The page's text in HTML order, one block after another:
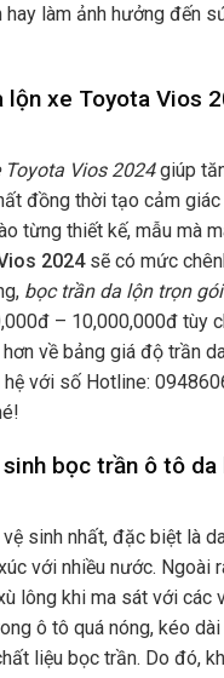
hay làm ảnh hưởng đến
lộn xe Toyota Vios
Toyota Vios 2024giúp
đồng thời tạo cảm
từng thiết kế, mẫu mà
2024 sẽ có mức
bọc trần da lộn trọn gói
– 10,000,000đ tùy
về bảng giá độ trần
hệ với số Hotline:
bọc trần ô tô
sinh nhất, đặc biệt là
với nhiều nước. Ngoài
lông khi ma sát với các
ô tô quá nóng, kéo
liệu bọc trần. Do đó,